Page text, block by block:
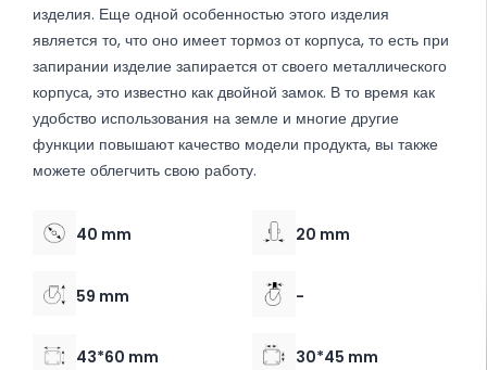
изделия. Еще одной особенностью этого изделия
является то, что оно имеет тормоз от корпуса, то есть при
запирании изделие запирается от своего металлического
корпуса, это известно как двойной замок. В то время как
удобство использования на земле и многие другие
функции повышают качество модели продукта, вы также
можете облегчить свою работу.
40 mm 20 mm
59 mm -
43*60 mm 30*45 mm